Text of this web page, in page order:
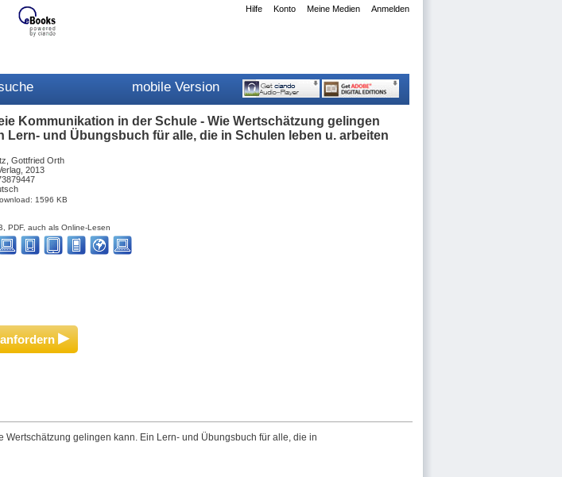
Anmelden
Meine Medien
Konto
Hilfe
mobile Version
Kommunikation in der Schule - Wie Wertschätzung gelingen
Lern- und Übungsbuch für alle, die in Schulen leben u. arbeiten
Gottfried Orth
2013
1596 KB
PDF, auch als Online-Lesen
▸
Wertschätzung gelingen kann. Ein Lern- und Übungsbuch für alle, die in